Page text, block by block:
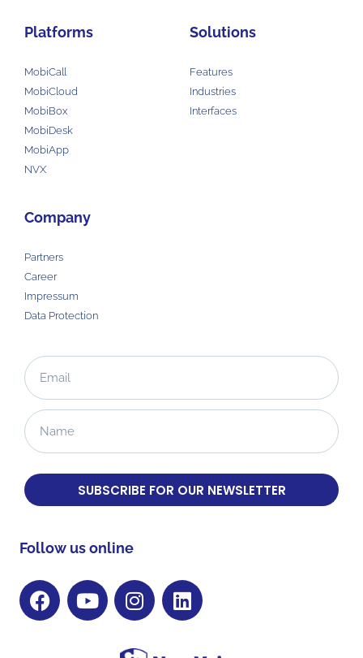
Platforms
MobiCall
MobiCloud
MobiBox
MobiDesk
MobiApp
NVX
Solutions
Features
Industries
Interfaces
Company
Partners
Career
Impressum
Data Protection
SUBSCRIBE FOR OUR NEWSLETTER
Follow us online